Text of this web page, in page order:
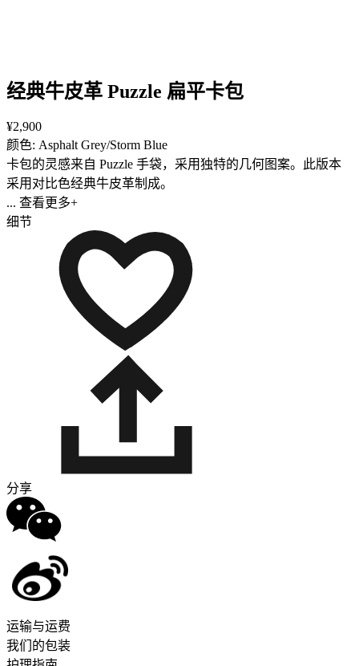
经典牛皮革 Puzzle 扁平卡包
¥2,900
颜色: Asphalt Grey/Storm Blue
卡包的灵感来自 Puzzle 手袋，采用独特的几何图案。此版本
采用对比色经典牛皮革制成。
... 查看更多+
细节
分享
运输与运费
我们的包装